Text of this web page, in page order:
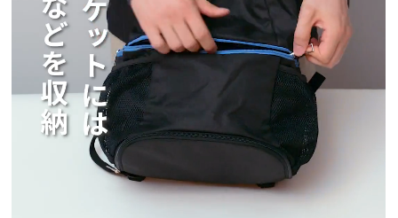
【STEP2】フォント（書体）を選択
お好みのフォント（書体）を選びます。
1つの商品に印字箇所が複数ある場合、印字する
フォントや色はそれぞれ共通です。
【STEP3】名入れ内容を入力